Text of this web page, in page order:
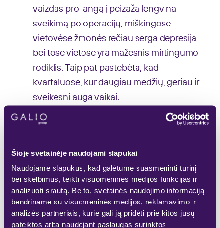
Šioje svetainėje naudojami slapukai
Naudojame slapukus, kad galėtume suasmeninti turinį
bei skelbimus, teikti visuomeninės medijos funkcijas ir
analizuoti srautą. Be to, svetainės naudojimo informaciją
bendriname su visuomeninės medijos, reklamavimo ir
analizės partneriais, kurie gali ją pridėti prie kitos jūsų
pateiktos arba naudojant paslaugas surinktos
vaizdas pro langą į peizažą lengvina
sveikimą po operacijų, miškingose
vietovėse žmonės rečiau serga depresija
bei tose vietose yra mažesnis mirtingumo
rodiklis. Taip pat pastebėta, kad
kvartaluose, kur daugiau medžių, geriau ir
sveikesni auga vaikai.
5. Turbūt daugelis galvoja, kad miško
pasiruošimo – nusiteikimo, atokaus ir
atitinkamos rūšies miško, bent kelių
laisvų valandų savo dienotvarkėje,
gido. Bet juk viskas daug paprasčiau,
tiesa?